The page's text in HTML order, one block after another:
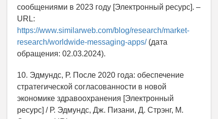
сообщениями в 2023 году [Электронный ресурс]. –
URL:
https://www.similarweb.com/blog/research/market-
research/worldwide-messaging-apps/(дата
обращения: 02.03.2024).
10. Эдмундс, Р. После 2020 года: обеспечение
стратегической согласованности в новой
экономике здравоохранения [Электронный
ресурс] / Р. Эдмундс, Дж. Пизани, Д. Стрэнг, М.